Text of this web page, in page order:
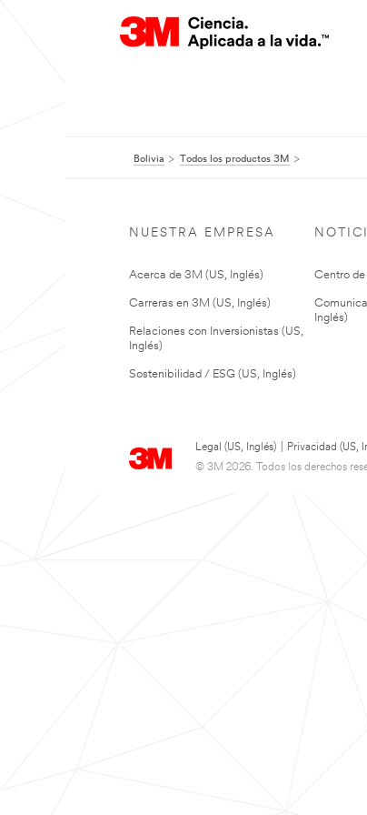
Bolivia Todos los productos 3M
NUESTRA EMPRESA
Acerca de 3M (US, Inglés)
Carreras en 3M (US, Inglés)
Relaciones con Inversionistas (US,
Inglés)
Sostenibilidad / ESG (US, Inglés)
Centro de
Inglés)
Legal (US, Inglés) Privacidad (US,
© 3M 2026. Todos los derechos